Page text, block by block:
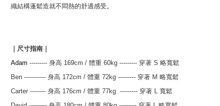
織結構蓬鬆造就不悶熱的舒適感受 。
｜尺寸指南｜
Adam --------- 身高 169cm / 體重 60kg --------- 穿著 S 略寬鬆
Ben ----------- 身高 172cm / 體重 72kg --------- 穿著 M 略寬鬆
Carter -------- 身高 176cm / 體重 77kg --------- 穿著 L 寬鬆